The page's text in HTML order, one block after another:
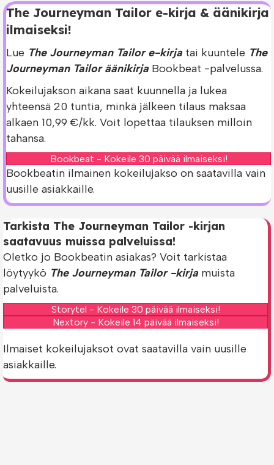
The Journeyman Tailor e-kirja & äänikirja
ilmaiseksi!
Lue The Journeyman Tailor e-kirja tai kuuntele The
Journeyman Tailor äänikirja Bookbeat -palvelussa.
Kokeilujakson aikana saat kuunnella ja lukea
yhteensä 20 tuntia, minkä jälkeen tilaus maksaa
alkaen 10,99 €/kk. Voit lopettaa tilauksen milloin
tahansa.
Bookbeat - Kokeile 30 päivää ilmaiseksi!
Bookbeatin ilmainen kokeilujakso on saatavilla vain
uusille asiakkaille.
Tarkista The Journeyman Tailor -kirjan
saatavuus muissa palveluissa!
Oletko jo Bookbeatin asiakas? Voit tarkistaa
löytyykö The Journeyman Tailor -kirja muista
palveluista.
Storytel - Kokeile 30 päivää ilmaiseksi!
Nextory - Kokeile 14 päivää ilmaiseksi!
Ilmaiset kokeilujaksot ovat saatavilla vain uusille
asiakkaille.